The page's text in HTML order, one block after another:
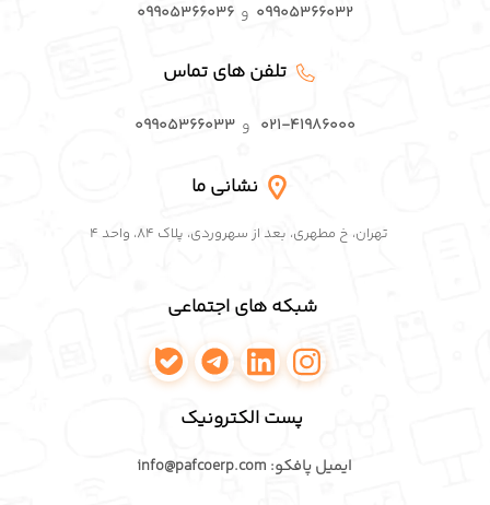
۰۹۹۰۵۳۶۶۰۳۲ و۰۹۹۰۵۳۶۶۰۳۶
تلفن های تماس
۰۲۱-۴۱۹۸۶۰۰۰ و۰۹۹۰۵۳۶۶۰۳۳
نشانی ما
تهران، خ مطهری، بعد از سهروردی، پلاک ۸۴، واحد ۴
شبکه های اجتماعی
اینستاگرام پافکو
لینکدین پافکو
تلگرام پافکوواتساپ پافکو
پست الکترونیک
ایمیل پافکو: info@pafcoerp.com